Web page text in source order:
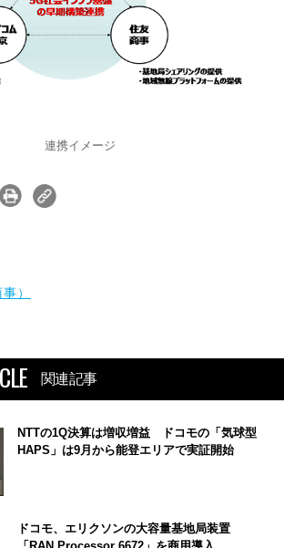
連携イメージ
）
関連記事
NTTの1Q決算は増収増益 ドコモの「気球型
HAPS」は9月から能登エリアで実証開始
ドコモ、エリクソンの大容量基地局装置